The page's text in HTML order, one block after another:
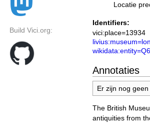
Build Vici.org:
Locatie
Identifiers:
vici:place=13934
Annotaties
Er zijn nog
The British
antiquities from